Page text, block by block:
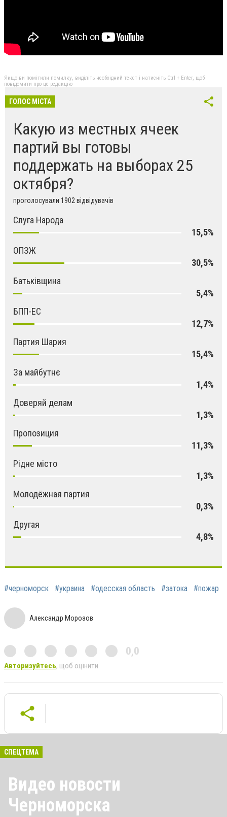
Якщо ви помітили помилку, виділіть необхідний текст і натисніть Ctrl + Enter, щоб
повідомити про це редакцію
ГОЛОС МІСТА
Какую из местных ячеек
партий вы готовы
поддержать на выборах 25
октября?
проголосували 1902 відвідувачів
Слуга Народа
15,5%
ОПЗЖ
30,5%
Батьківщина
5,4%
БПП-ЕС
12,7%
Партия Шария
15,4%
За майбутнє
1,4%
Доверяй делам
1,3%
Пропозиция
11,3%
Рідне місто
1,3%
Молодёжная партия
0,3%
Другая
4,8%
#черноморск #украина #одесская область #затока #пожар
Александр Морозов
0,0
Авторизуйтесь, щоб оцінити
СПЕЦТЕМА
Видео новости
Черноморска